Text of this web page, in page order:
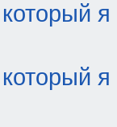
я
я